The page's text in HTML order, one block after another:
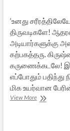
‘உனது
திருவடிகளே!
அடியார்களுக்கு
கற்பகத்தரு.
கருணைக்கடலே!
எப்போதும்
மிக உயர்வான
View Moreகுழவி